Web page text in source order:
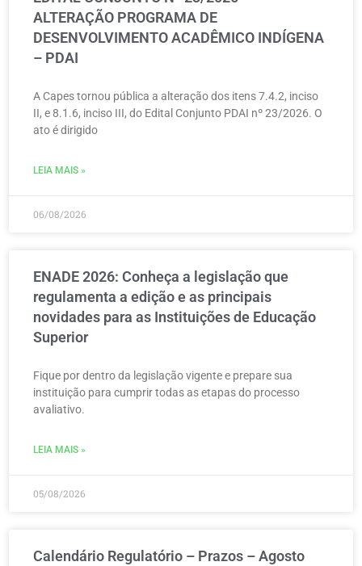
ALTERAÇÃO PROGRAMA DE
DESENVOLVIMENTO ACADÊMICO INDÍGENA
– PDAI
A Capes tornou pública a alteração dos itens 7.4.2, inciso
II, e 8.1.6, inciso III, do Edital Conjunto PDAI nº 23/2026. O
ato é dirigido
LEIA MAIS »
06/08/2026
ENADE 2026: Conheça a legislação que
regulamenta a edição e as principais
novidades para as Instituições de Educação
Superior
Fique por dentro da legislação vigente e prepare sua
instituição para cumprir todas as etapas do processo
avaliativo.
LEIA MAIS »
05/08/2026
Calendário Regulatório – Prazos – Agosto